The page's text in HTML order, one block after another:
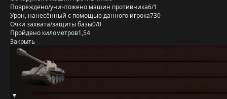
Повреждено/уничтожено машин противника6/1
Урон, нанесённый с помощью данного игрока730
Очки захвата/защиты базы0/0
Пройдено километров1,54
Закрыть